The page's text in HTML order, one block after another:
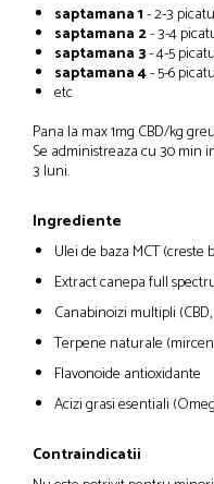
saptamana 1- 2-3
saptamana 2- 3-4
saptamana 3- 4-5
saptamana 4- 5-6
etc
Pana la max 1mg CBD/kg
Se administreaza cu 30 min
3 luni.
Ingrediente
Ulei de baza MCT
Extract canepa full
Canabinoizi multipli (CBD,
Terpene naturale
Flavonoide antioxidante
Acizi grasi esentiali
Contraindicatii